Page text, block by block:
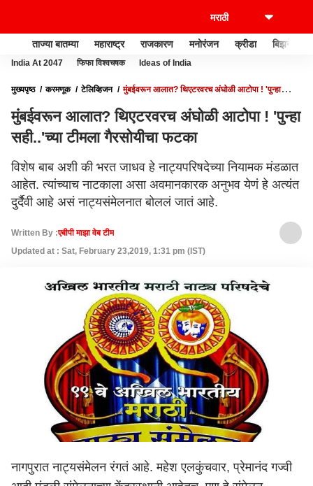
ताज्या बातम्या महाराष्ट्र राजकारण मनोरंजन क्रीडा बिझनेस
India At 2047 फिफा विश्वचषक Ideas of India
मुख्यपृष्ठ करमणूक टेलिव्हिजन
मुंबईवरून आलात? थिएटरवरच अंघोळी आटोपा ! 'पुन्हा
मुंबईवरून आलात? थिएटरवरच अंघोळी आटोपा ! 'पुन्हा
सही..'च्या टीमला गैरसोयीचा फटका
विशेष बाब अशी की भरत जाधव हे नाट्यपरिषदेच्या नियामक मंडळात
आहेत. त्यांच्याच नाटकाला असा अवमानकारक अनुभव येणं हे अत्यंत
दुर्दैवी आहे असं नाट्यसंमेलनात बोललं जातं आहे.
Written By :एबीपी माझा वेब टीम
Updated at : Sat, February 23,2019, 1:31 pm (IST)
नागपुरात नाट्यसंमेलन रंगतं आहे. महेश एलकुंचवार, प्रेमानंद गज्वी